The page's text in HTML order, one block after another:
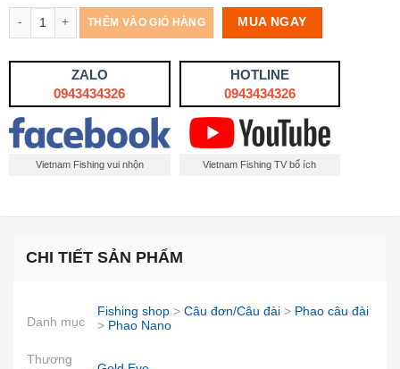
Số lượng THÊM VÀO GIỎ HÀNG MUA NGAY
ZALO
0943434326
HOTLINE
0943434326
Vietnam Fishing vui nhộn Vietnam Fishing TV bổ ích
CHI TIẾT SẢN PHẨM
Danh mục
Fishing shop > Câu đơn/Câu đài > Phao câu đài
> Phao Nano
Thương